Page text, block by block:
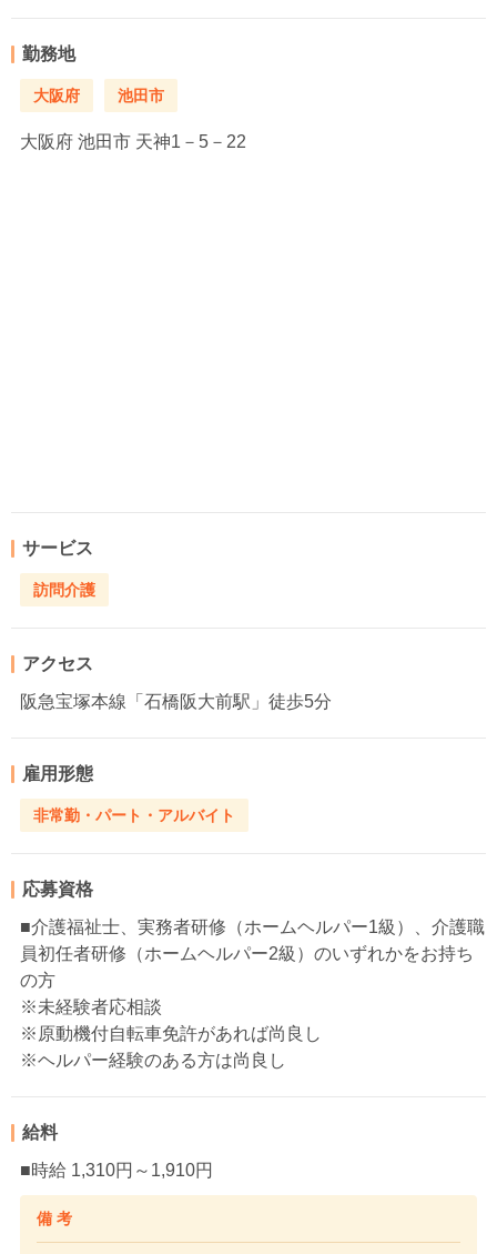
勤務地
大阪府 池田市
大阪府 池田市 天神1－5－22
サービス
訪問介護
アクセス
阪急宝塚本線「石橋阪大前駅」徒歩5分
雇用形態
非常勤・パート・アルバイト
応募資格
■介護福祉士、実務者研修（ホームヘルパー1級）、介護職
員初任者研修（ホームヘルパー2級）のいずれかをお持ち
の方
※未経験者応相談
※原動機付自転車免許があれば尚良し
※ヘルパー経験のある方は尚良し
給料
■時給 1,310円～1,910円
備 考